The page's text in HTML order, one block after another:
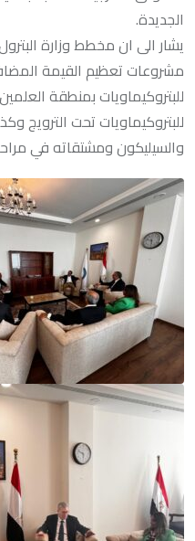
الجديدة.
يشار الى ان مخطط وزارة
مشروعات تعظيم القيمة
للبتروكيماويات بمنطقة
للبتروكيماويات تحت الترويج
والسيليكون ومشتقاته في